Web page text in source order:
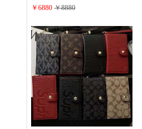
型 chanel スマホポシェット チ
ラッセ レディース 斜め掛け ス
マホ入れ 小物入れ
￥6880￥8880